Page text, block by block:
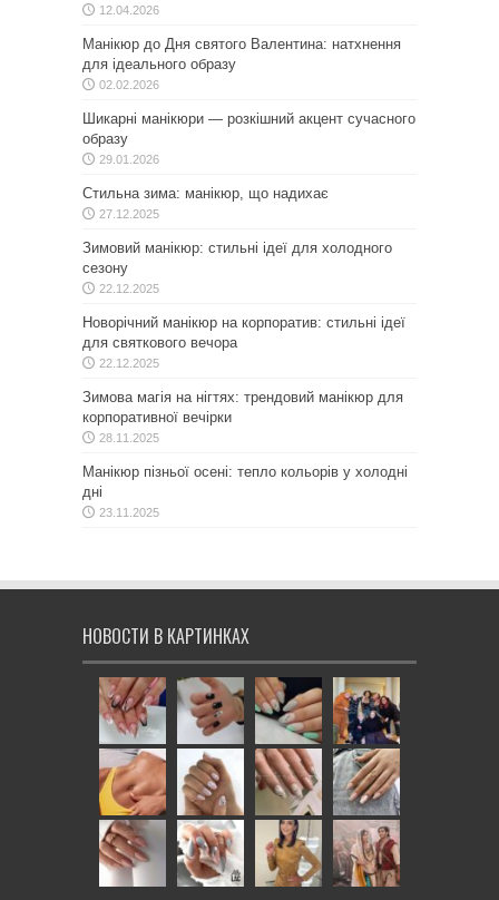
12.04.2026
Манікюр до Дня святого Валентина: натхнення
для ідеального образу
02.02.2026
Шикарні манікюри — розкішний акцент сучасного
образу
29.01.2026
Стильна зима: манікюр, що надихає
27.12.2025
Зимовий манікюр: стильні ідеї для холодного
сезону
22.12.2025
Новорічний манікюр на корпоратив: стильні ідеї
для святкового вечора
22.12.2025
Зимова магія на нігтях: трендовий манікюр для
корпоративної вечірки
28.11.2025
Манікюр пізньої осені: тепло кольорів у холодні
дні
23.11.2025
НОВОСТИ В КАРТИНКАХ